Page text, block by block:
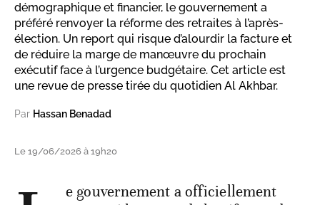
démographique et financier, le gouvernement a
préféré renvoyer la réforme des retraites à l’après-
élection. Un report qui risque d’alourdir la facture et
de réduire la marge de manœuvre du prochain
exécutif face à l’urgence budgétaire. Cet article est
une revue de presse tirée du quotidien Al Akhbar.
Par Hassan Benadad
Le 19/06/2026 à 19h20
e gouvernement a officiellement